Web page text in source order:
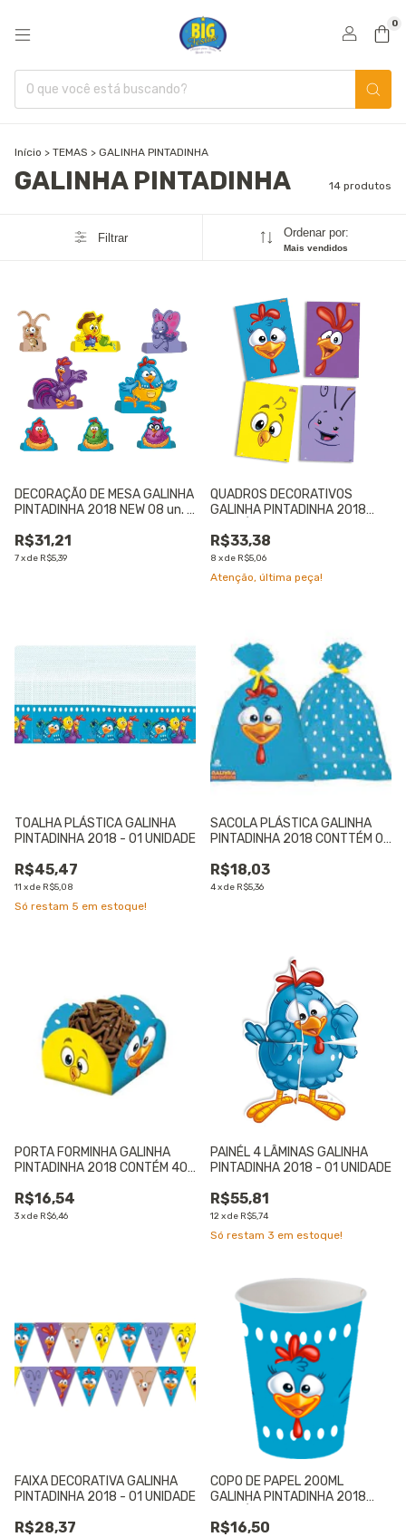
0
Início > TEMAS > GALINHA PINTADINHA
GALINHA PINTADINHA 14 produtos
Filtrar Ordenar por:
Mais vendidos
DECORAÇÃO DE MESA GALINHA
PINTADINHA 2018 NEW 08 un. -
R$31,21
7xde R$5,39
QUADROS DECORATIVOS
GALINHA PINTADINHA 2018
UNIDADE
R$33,38
8 xde R$5,06
Atenção, última peça!
TOALHA PLÁSTICA GALINHA
PINTADINHA 2018 - 01 UNIDADE
R$45,47
11 xde R$5,08
Só restam 5 em estoque!
SACOLA PLÁSTICA GALINHA
PINTADINHA 2018 CONTTÉM 08
R$18,03
4xde R$5,36
PORTA FORMINHA GALINHA
PINTADINHA 2018 CONTÉM 40
R$16,54
3xde R$6,46
PAINÉL 4 LÂMINAS GALINHA
PINTADINHA 2018 - 01 UNIDADE
R$55,81
12xde R$5,74
Só restam 3 em estoque!
FAIXA DECORATIVA GALINHA
PINTADINHA 2018 - 01 UNIDADE
R$28,37
COPO DE PAPEL 200ML
GALINHA PINTADINHA 2018
UNIDADE
R$16,50